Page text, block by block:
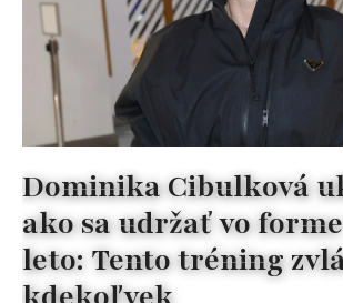
Dominika Cibulková
ako sa udržať vo
leto: Tento tréning